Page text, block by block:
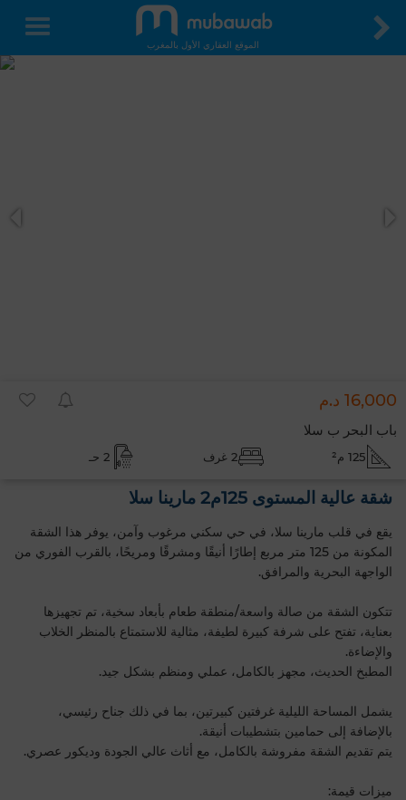
الموقع العقاري الأول بالمغرب
16,000 د.م
باب البحر ب سلا
125 م² 2 غرف 2 حـ
شقة عالية المستوى 125م2 مارينا سلا
يقع في قلب مارينا سلا، في حي سكني مرغوب وآمن، يوفر هذا الشقة
المكونة من 125 متر مربع إطارًا أنيقًا ومشرقًا ومريحًا، بالقرب الفوري من
الواجهة البحرية والمرافق.
تتكون الشقة من صالة واسعة/منطقة طعام بأبعاد سخية، تم تجهيزها
بعناية، تفتح على شرفة كبيرة لطيفة، مثالية للاستمتاع بالمنظر الخلاب
والإضاءة.
المطبخ الحديث، مجهز بالكامل، عملي ومنظم بشكل جيد.
يشمل المساحة الليلية غرفتين كبيرتين، بما في ذلك جناح رئيسي،
بالإضافة إلى حمامين بتشطيبات أنيقة.
يتم تقديم الشقة مفروشة بالكامل، مع أثاث عالي الجودة وديكور عصري.
ميزات قيمة: